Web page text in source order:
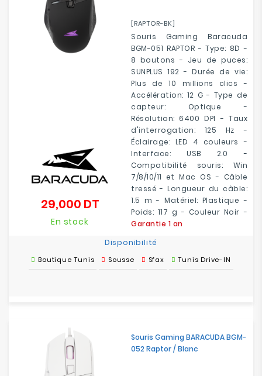
[RAPTOR-BK]
Souris Gaming Baracuda
BGM-051 RAPTOR - Type: 8D -
8 boutons - Jeu de puces:
SUNPLUS 192 - Durée de vie:
Plus de 10 millions clics -
Accélération: 12 G - Type de
capteur: Optique -
Résolution: 6400 DPI - Taux
d'interrogation: 125 Hz -
Éclairage: LED 4 couleurs -
Interface: USB 2.0 -
Compatibilité souris: Win
7/8/10/11 et Mac OS - Câble
tressé - Longueur du câble:
1.5 m - Matériel: Plastique -
Poids: 117 g - Couleur Noir -
Garantie 1 an
29,000 DTPrix
En stock
Disponibilité
Boutique Tunis Sousse Sfax Tunis Drive-IN
Souris Gaming BARACUDA BGM-
052 Raptor / Blanc